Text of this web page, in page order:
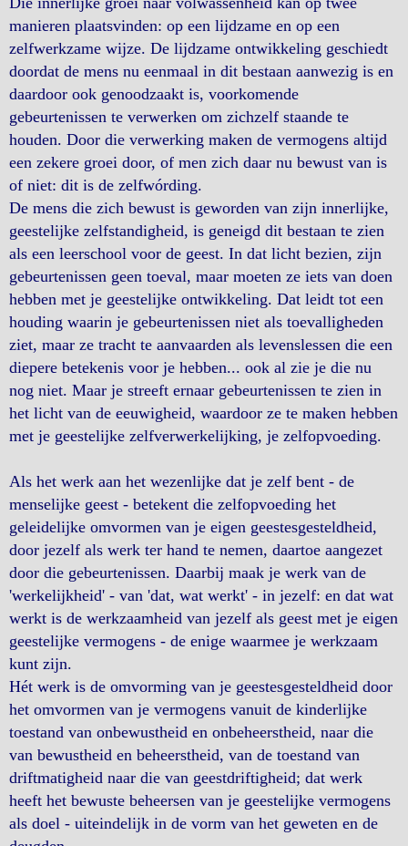
manieren plaatsvinden: op een lijdzame en op een
zelfwerkzame wijze. De lijdzame ontwikkeling geschiedt
doordat de mens nu eenmaal in dit bestaan aanwezig is en
daardoor ook genoodzaakt is, voorkomende
gebeurtenissen te verwerken om zichzelf staande te
houden. Door die verwerking maken de vermogens altijd
een zekere groei door, of men zich daar nu bewust van is
of niet: dit is de zelfwórding.
De mens die zich bewust is geworden van zijn innerlijke,
geestelijke zelfstandigheid, is geneigd dit bestaan te zien
als een leerschool voor de geest. In dat licht bezien, zijn
gebeurtenissen geen toeval, maar moeten ze iets van doen
hebben met je geestelijke ontwikkeling. Dat leidt tot een
houding waarin je gebeurtenissen niet als toevalligheden
ziet, maar ze tracht te aanvaarden als levenslessen die een
diepere betekenis voor je hebben... ook al zie je die nu
nog niet. Maar je streeft ernaar gebeurtenissen te zien in
het licht van de eeuwigheid, waardoor ze te maken hebben
met je geestelijke zelfverwerkelijking, je zelfopvoeding.
Als het werk aan het wezenlijke dat je zelf bent - de
menselijke geest - betekent die zelfopvoeding het
geleidelijke omvormen van je eigen geestesgesteldheid,
door jezelf als werk ter hand te nemen, daartoe aangezet
door die gebeurtenissen. Daarbij maak je werk van de
'werkelijkheid' - van 'dat, wat werkt' - in jezelf: en dat wat
werkt is de werkzaamheid van jezelf als geest met je eigen
geestelijke vermogens - de enige waarmee je werkzaam
kunt zijn.
Hét werk is de omvorming van je geestesgesteldheid door
het omvormen van je vermogens vanuit de kinderlijke
toestand van onbewustheid en onbeheerstheid, naar die
van bewustheid en beheerstheid, van de toestand van
driftmatigheid naar die van geestdriftigheid; dat werk
heeft het bewuste beheersen van je geestelijke vermogens
als doel - uiteindelijk in de vorm van het geweten en de